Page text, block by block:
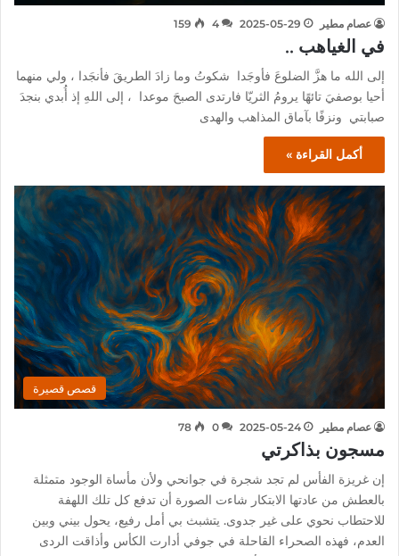
عصام مطير 2025-05-29
4
159
في الغياهب ..
إلى الله ما هزَّ الضلوعَ فأوجَدا شكوتُ وما زادَ الطريقَ فأنجَدا ، ولي منهما
أحيا بوصفيَ تائهًا يرومُ الثريّا فارتدى الصبحَ موعدا ، إلى اللهِ إذ أُبدي بنجدَ
صبابتي ونزفًا بآماق المذاهب والهدى
أكمل القراءة »
قصص قصيرة
عصام مطير 2025-05-24
0
78
مسجون بذاكرتي
إن غريزة الفأس لم تجد شجرة في جوانحي ولأن مأساة الوجود متمثلة
بالعطش من عادتها الابتكار شاءت الصورة أن تدفع كل تلك اللهفة
للاحتطاب نحوي على غير جدوى. يتشبث بي أمل رفيع، يحول بيني وبين
العدم، فهذه الصحراء القاحلة في جوفي أدارت الكأس وأذاقت الردى